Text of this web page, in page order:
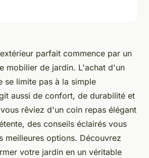
parfait commence par un
mobilier de jardin. L'achat d'un
se limite pas à la simple
aussi de confort, de durabilité et
rêviez d'un coin repas élégant
des conseils éclairés vous
meilleures options. Découvrez
votre jardin en un véritable